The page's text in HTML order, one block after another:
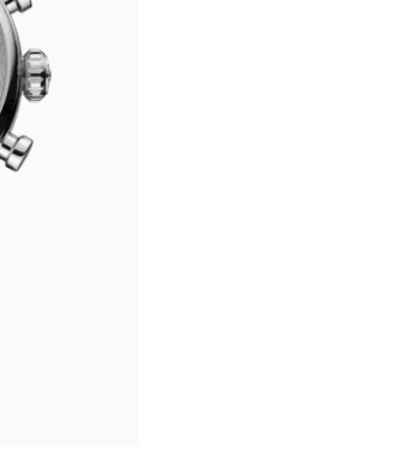
（需提前预约）
约）
前预约）
需提前预约）
）
（需提前预约）
提前预约）
前预约）
提前预约）
需提前预约）